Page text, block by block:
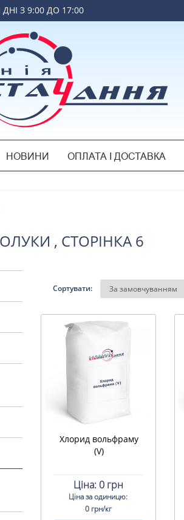
З 9:00 ДО 17:00
НОВИНИ ОПЛАТА І ДОСТАВКА
, СТОРIНКА 6
Сортувати:
Хлорид вольфраму
(V)
Ціна:0 грн
Ціна за одиницю:
0 грн/кг